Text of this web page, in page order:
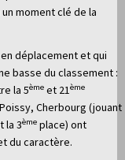
moment clé de la
déplacement et qui
basse du classement :
la 5ème et 21ème
Cherbourg (jouant
la 3ème place) ont
du caractère.